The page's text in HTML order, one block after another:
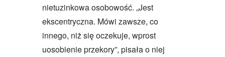
nietuzinkowa osobowość. „Jest
ekscentryczna. Mówi zawsze, co
innego, niż się oczekuje, wprost
uosobienie przekory”, pisała o niej